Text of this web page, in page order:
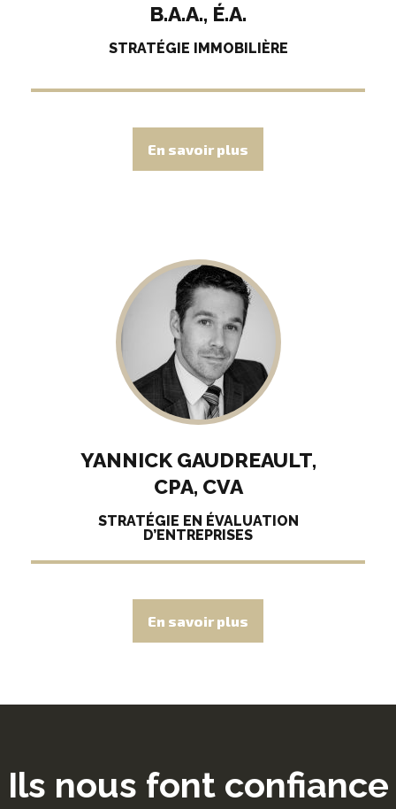
B.A.A., É.A.
STRATÉGIE IMMOBILIÈRE
En savoir plus
YANNICK GAUDREAULT,
CPA, CVA
STRATÉGIE EN ÉVALUATION
D’ENTREPRISES
En savoir plus
Ils nous font confiance